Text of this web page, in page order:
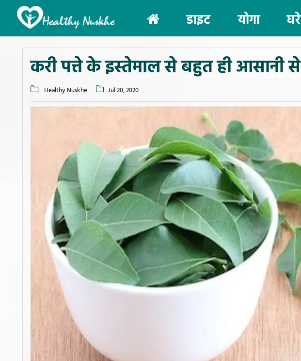
(current)
डाइट योगा
करी पत्ते के इस्तेमाल से बहुत ही आसानी
Healthy Nuskhe Jul 20, 2020